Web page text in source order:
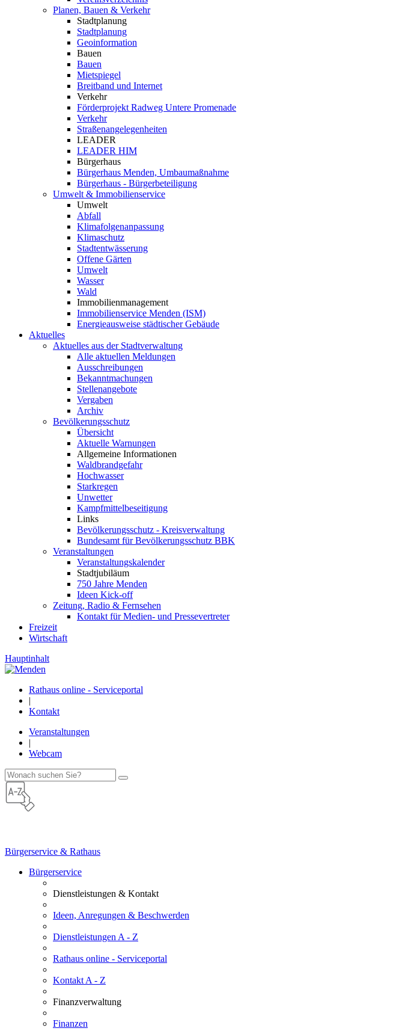
Planen, Bauen & Verkehr
Stadtplanung
Stadtplanung
Geoinformation
Bauen
Bauen
Mietspiegel
Breitband und Internet
Verkehr
Förderprojekt Radweg Untere Promenade
Verkehr
Straßenangelegenheiten
LEADER
LEADER HIM
Bürgerhaus
Bürgerhaus Menden, Umbaumaßnahme
Bürgerhaus - Bürgerbeteiligung
Umwelt & Immobilienservice
Umwelt
Abfall
Klimafolgenanpassung
Klimaschutz
Stadtentwässerung
Offene Gärten
Umwelt
Wasser
Wald
Immobilienmanagement
Immobilienservice Menden (ISM)
Energieausweise städtischer Gebäude
Aktuelles
Aktuelles aus der Stadtverwaltung
Alle aktuellen Meldungen
Ausschreibungen
Bekanntmachungen
Stellenangebote
Vergaben
Archiv
Bevölkerungsschutz
Übersicht
Aktuelle Warnungen
Allgemeine Informationen
Waldbrandgefahr
Hochwasser
Starkregen
Unwetter
Kampfmittelbeseitigung
Links
Bevölkerungsschutz - Kreisverwaltung
Bundesamt für Bevölkerungsschutz BBK
Veranstaltungen
Veranstaltungskalender
Stadtjubiläum
750 Jahre Menden
Ideen Kick-off
Zeitung, Radio & Fernsehen
Kontakt für Medien- und Pressevertreter
Freizeit
Wirtschaft
Hauptinhalt
Rathaus online - Serviceportal
|
Kontakt
Veranstaltungen
|
Webcam
Bürgerservice & Rathaus
Bürgerservice
Dienstleistungen & Kontakt
Ideen, Anregungen & Beschwerden
Dienstleistungen A - Z
Rathaus online - Serviceportal
Kontakt A - Z
Finanzverwaltung
Finanzen